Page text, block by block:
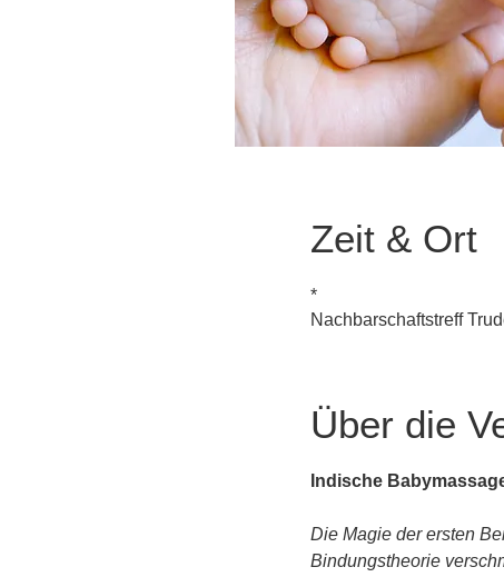
Zeit & Ort
*
Nachbarschaftstreff
Über die
Indische
Die Magie der ersten
Bindungstheorie